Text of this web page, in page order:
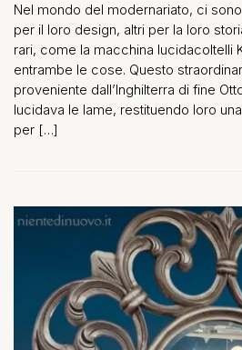
Nel mondo del modernariato, ci
per il loro design, altri per la loro
rari, come la macchina lucidacoltelli
entrambe le cose. Questo
proveniente dall’Inghilterra di fine
lucidava le lame, restituendo loro
per […]